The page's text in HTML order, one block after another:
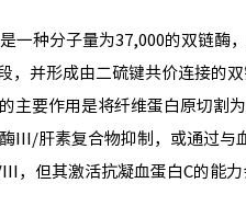
种分子量为37,000的双链酶，
，并形成由二硫键共价连接的
主要作用是将纤维蛋白原切割
III/肝素复合物抑制，或通过与
，但其激活抗凝血蛋白C的能力